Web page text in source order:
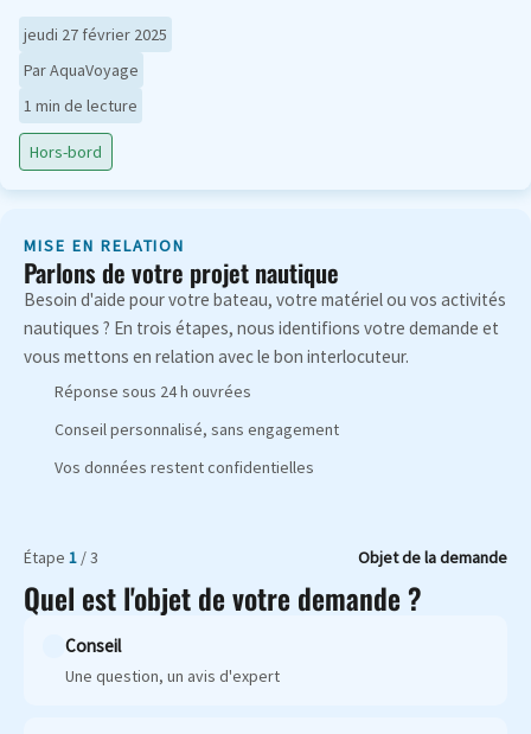
jeudi 27 février 2025
Par AquaVoyage
1 min de lecture
Hors-bord
MISE EN RELATION
Parlons de votre projet nautique
Besoin d'aide pour votre bateau, votre matériel ou vos activités
nautiques ? En trois étapes, nous identifions votre demande et
vous mettons en relation avec le bon interlocuteur.
Réponse sous 24 h ouvrées
Conseil personnalisé, sans engagement
Vos données restent confidentielles
Étape 1 / 3 Objet de la demande
Quel est l'objet de votre demande ?
Conseil
Une question, un avis d'expert